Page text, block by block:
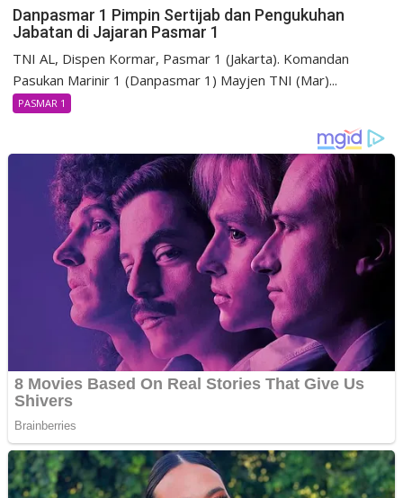
Danpasmar 1 Pimpin Sertijab dan Pengukuhan
Jabatan di Jajaran Pasmar 1
TNI AL, Dispen Kormar, Pasmar 1 (Jakarta). Komandan
Pasukan Marinir 1 (Danpasmar 1) Mayjen TNI (Mar)...
PASMAR 1